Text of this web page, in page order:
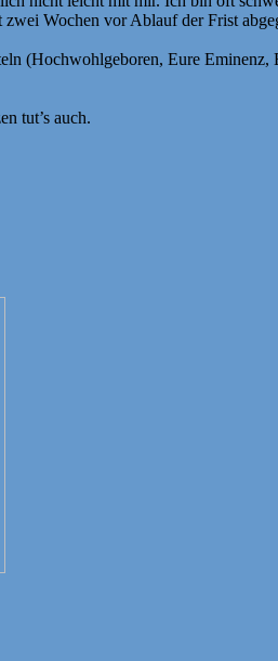
Wochen vor Ablauf der Frist
(Hochwohlgeboren, Eure Eminenz,
tut’s auch.